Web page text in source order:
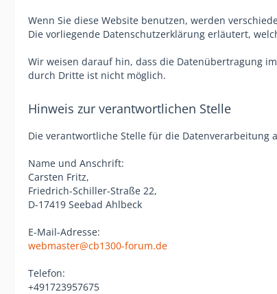
Wenn Sie diese Website benutzen, werden
Die vorliegende Datenschutzerklärung erläutert,
Wir weisen darauf hin, dass die Datenübertragung
durch Dritte ist nicht möglich.
Hinweis zur verantwortlichen Stelle
Die verantwortliche Stelle für die Datenverarbeitung
Name und Anschrift:
Carsten Fritz,
Friedrich-Schiller-Straße 22,
D-17419 Seebad Ahlbeck
E-Mail-Adresse:
webmaster@cb1300-forum.de
Telefon:
+491723957675